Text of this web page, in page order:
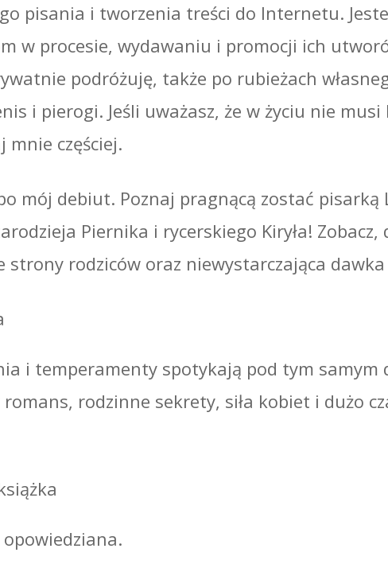
pisania i tworzenia treści do Internetu.
w procesie, wydawaniu i promocji ich
podróżuję, także po rubieżach
i pierogi. Jeśli uważasz, że w życiu nie musi
częściej.
mój debiut. Poznaj pragnącą zostać pisarką
Piernika i rycerskiego Kiryła! Zobacz,
rodziców oraz niewystarczająca dawka
i temperamenty spotykają pod tym samym
rodzinne sekrety, siła kobiet i dużo